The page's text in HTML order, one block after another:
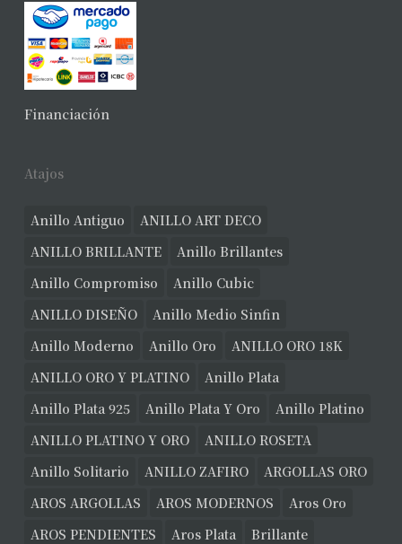
Financiación
Atajos
Anillo Antiguo
ANILLO ART DECO
ANILLO BRILLANTE
Anillo Brillantes
Anillo Compromiso
Anillo Cubic
ANILLO DISEÑO
Anillo Medio Sinfin
Anillo Moderno
Anillo Oro
ANILLO ORO 18K
ANILLO ORO Y PLATINO
Anillo Plata
Anillo Plata 925
Anillo Plata Y Oro
Anillo Platino
ANILLO PLATINO Y ORO
ANILLO ROSETA
Anillo Solitario
ANILLO ZAFIRO
ARGOLLAS ORO
AROS ARGOLLAS
AROS MODERNOS
Aros Oro
AROS PENDIENTES
Aros Plata
Brillante